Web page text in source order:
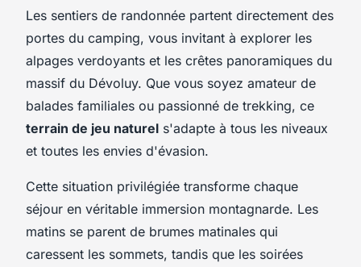
Les sentiers de randonnée partent directement des
portes du camping, vous invitant à explorer les
alpages verdoyants et les crêtes panoramiques du
massif du Dévoluy. Que vous soyez amateur de
balades familiales ou passionné de trekking, ce
terrain de jeu naturel s'adapte à tous les niveaux
et toutes les envies d'évasion.
Cette situation privilégiée transforme chaque
séjour en véritable immersion montagnarde. Les
matins se parent de brumes matinales qui
caressent les sommets, tandis que les soirées